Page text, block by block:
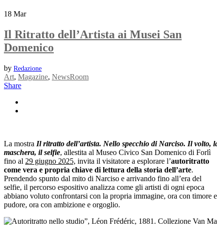
18 Mar
Il Ritratto dell’Artista ai Musei San
Domenico
by Redazione
Art, Magazine, NewsRoom
Share
La mostra Il ritratto dell’artista. Nello specchio di Narciso. Il volto,
maschera, il selfie, allestita al Museo Civico San Domenico di Forlì
fino al 29 giugno 2025, invita il visitatore a esplorare l’autoritratto
come vera e propria chiave di lettura della storia dell’arte.
Prendendo spunto dal mito di Narciso e arrivando fino all’era del
selfie, il percorso espositivo analizza come gli artisti di ogni epoca
abbiano voluto confrontarsi con la propria immagine, ora con timore e
pudore, ora con ambizione e orgoglio.